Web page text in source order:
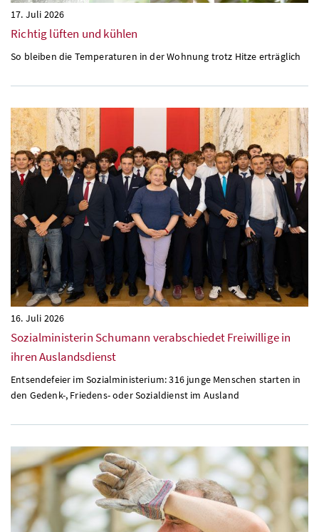
17. Juli 2026
Richtig lüften und kühlen
So bleiben die Temperaturen in der Wohnung trotz Hitze erträglich
16. Juli 2026
Sozialministerin Schumann verabschiedet Freiwillige in
ihren Auslandsdienst
Entsendefeier im Sozialministerium: 316 junge Menschen starten in
den Gedenk-, Friedens- oder Sozialdienst im Ausland